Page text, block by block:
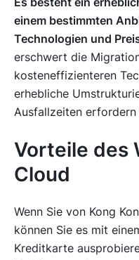
einem bestimmten
Technologien und
erschwert die
kosteneffizienteren
erhebliche
Ausfallzeiten erfordern
Vorteile des
Cloud
Wenn Sie von Kong
können Sie es mit
Kreditkarte